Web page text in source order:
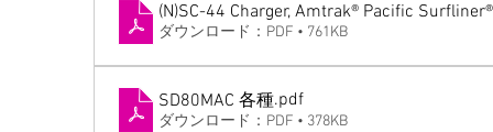
(N)SC-44 Charger, Amtrak® Pacific Surfliner®
ダウンロード：PDF • 761KB
SD80MAC 各種.pdf
ダウンロード：PDF • 378KB